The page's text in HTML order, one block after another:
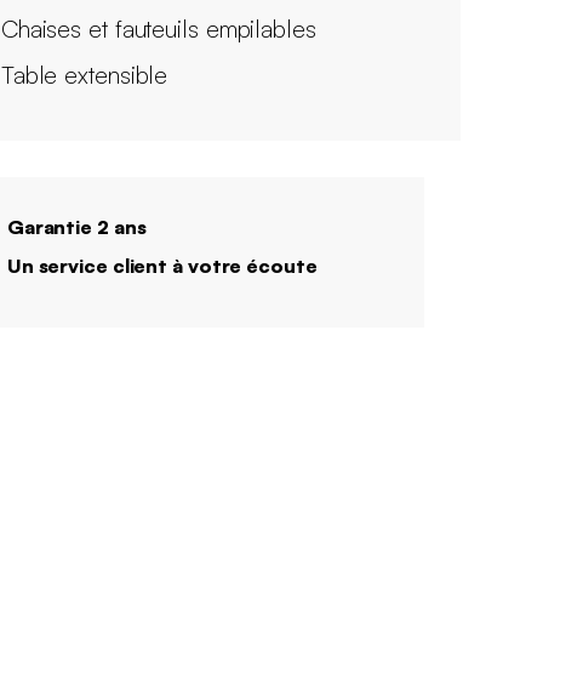
Chaises et fauteuils empilables
Table extensible
Garantie 2 ans
Un service client à votre écoute